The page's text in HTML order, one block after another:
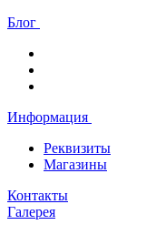
Блог
Информация
Реквизиты
Магазины
Контакты
Галерея